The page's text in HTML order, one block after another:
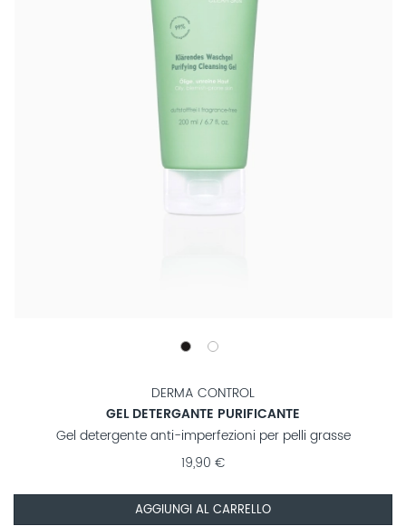
DERMA CONTROL
GEL DETERGANTE PURIFICANTE
Gel detergente anti-imperfezioni per pelli grasse
19,90 €
AGGIUNGI AL CARRELLO